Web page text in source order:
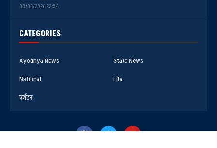
CATEGORIES
Ayodhya News
State News
National
Life
पर्यटन
08/08/2026 22:54